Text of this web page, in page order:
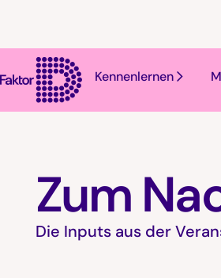
Kennenlernen
Zum
Die Inputs aus der